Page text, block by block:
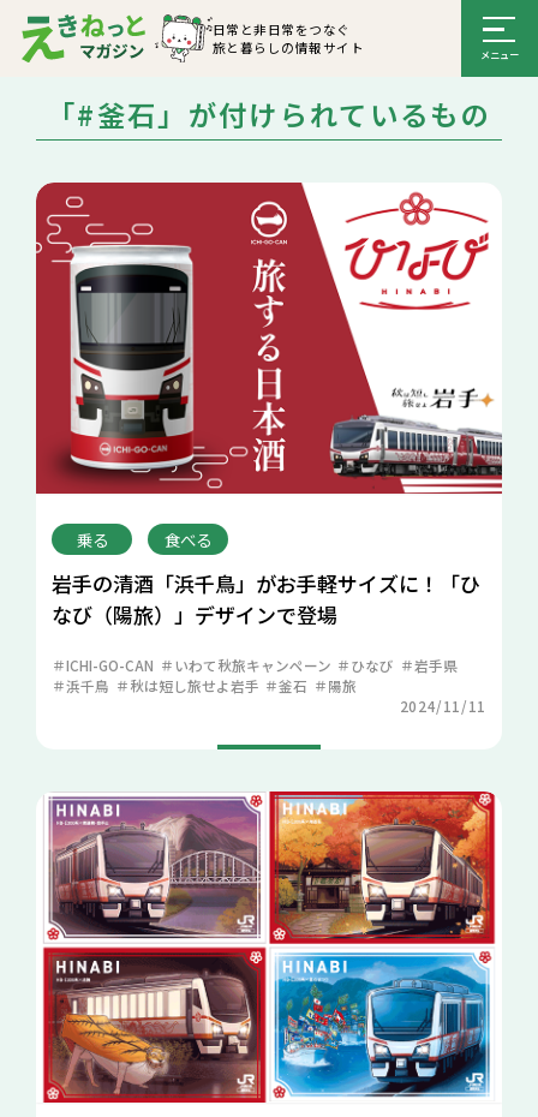
日常と非日常をつなぐ
旅と暮らしの情報サイト
「#釜石」が付けられているもの
乗る 食べる
岩手の清酒「浜千鳥」がお手軽サイズに！「ひ
なび（陽旅）」デザインで登場
ICHI-GO-CAN いわて秋旅キャンペーン ひなび
岩手県
浜千鳥
秋は短し旅せよ岩手 釜石
陽旅
2024/11/11